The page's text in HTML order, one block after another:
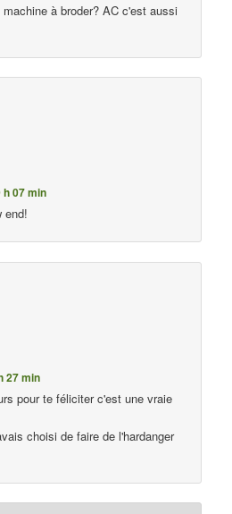
à broder? AC c'est aussi
h 07 min
end!
27 min
pour te féliciter c'est une vraie
choisi de faire de l'hardanger